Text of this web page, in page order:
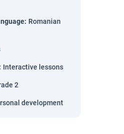
: Romanian
: Interactive lessons
2
development